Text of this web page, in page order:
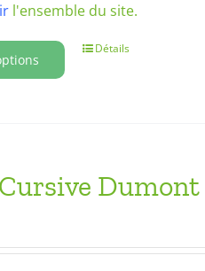
l'ensemble du site.
Détails
Dumont